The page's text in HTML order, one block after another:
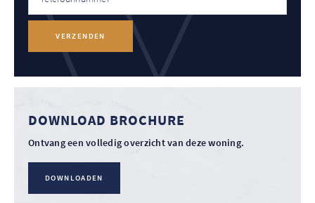
VERZENDEN
DOWNLOAD BROCHURE
Ontvang een volledig overzicht van deze woning.
DOWNLOADEN